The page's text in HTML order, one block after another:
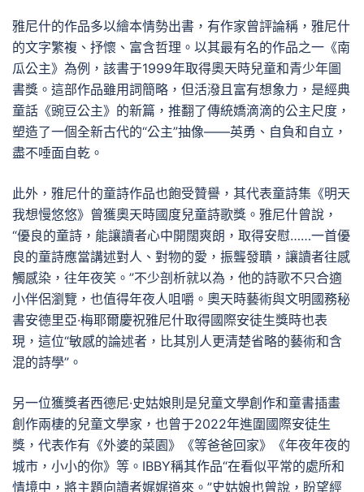
雅尼什的作品多以繪本情勢出書，有作家曾評論稱，雅尼什
的文字繁複、抒懷、富含哲理。以其最有名的作品之一《南
瓜公主》為例，該書于1999年取得奧天時兒童和青少年圖
書獎。這部作品雖用詞簡略，但活潑且富有想象力，是經典
童話《豌豆公主》的新篇，推翻了傳統嬌滴滴的公主尺度，
塑造了一個全新古代的“公主”抽像——英勇、自負和自立，
盡不唾面自乾。
此外，雅尼什的童詩作品也飽受贊譽，其代表童詩集《明天
我想慢悠悠》曾獲奧天時國度兒童詩歌獎。雅尼什曾說，
“優良的童詩，能讓讀者心中開闊爽朗，取得安慰……一首優
良的童詩應當講述對人、對物的愛，振聾發聵，讓讀者往感
觸感染，往年夜笑。”不少剖析就以為，他的詩歌不只合適
小伴侶瀏覽，也值得年夜人咀嚼。奧天時藝術與文明國務秘
書安德里亞·梅耶爾慶祝雅尼什取得國際安徒生獎時也表
現，這位“敏感的論述者，比其別人更清楚省略的藝術和含
混的詩學”。
另一位獲獎者西德尼·史姑娘則是兒童文學創作和童書插畫
創作兩棲的兒童文學家，也曾于2022年進圍國際安徒生
獎，代表作有《外婆的菜園》《等爸爸回家》《年夜年夜的
城市，小小的你》等。IBBY稱其作品“在看似平常的處所和
情境中，將主題向讀者娓娓道來。”史姑娘也曾說，盼望經